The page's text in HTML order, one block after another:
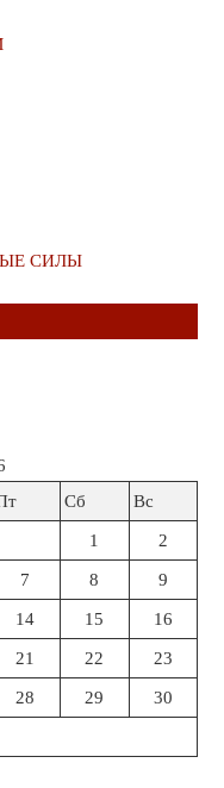
СИЛЫ
Сб Вс
1 2
7 8 9
14 15 16
21 22 23
28 29 30